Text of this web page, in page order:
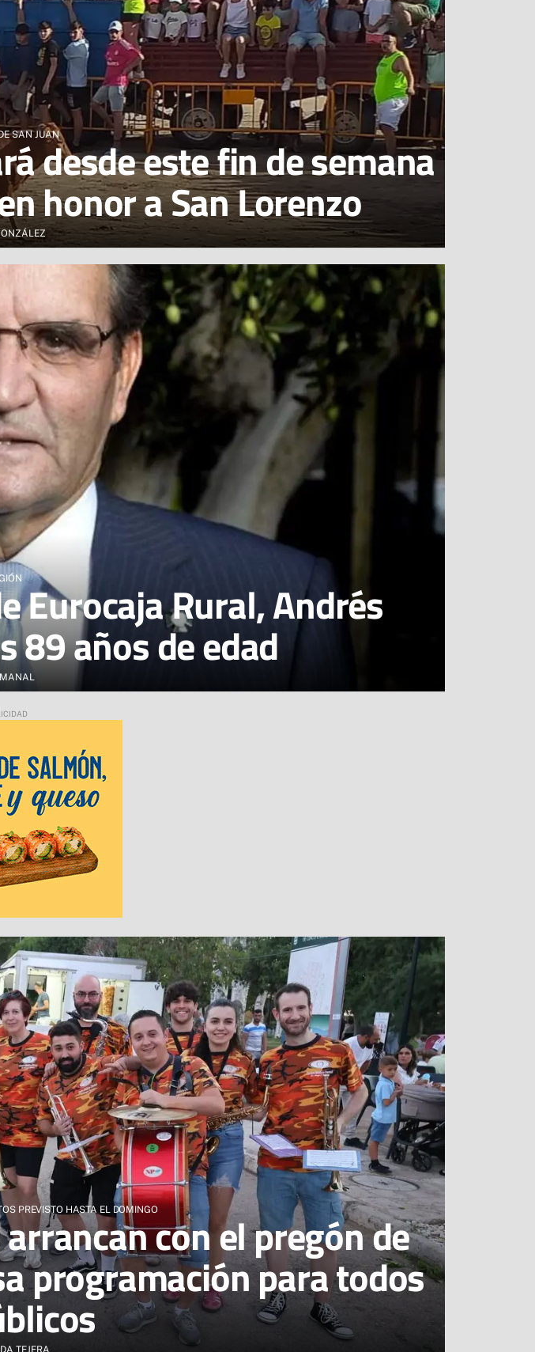
SAN JUANdesde este fin de semana
honor a San Lorenzo
Eurocaja Rural, Andrés
89 años de edad
PREVISTO HASTA EL DOMINGOcon el pregón de
programación para todos
TEJERA